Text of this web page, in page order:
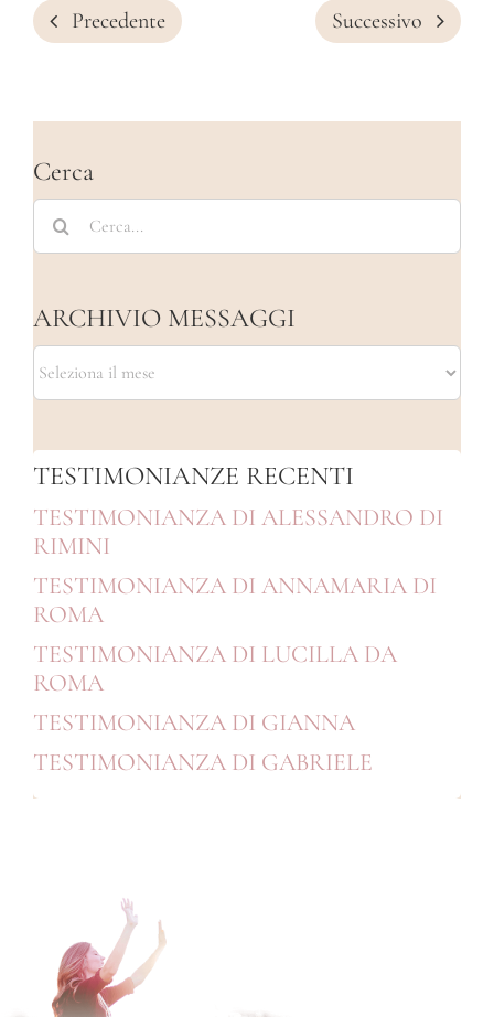
Precedente Successivo
Cerca
Cerca
per:
ARCHIVIO MESSAGGI
ARCHIVIO
MESSAGGI
TESTIMONIANZE RECENTI
TESTIMONIANZA DI ALESSANDRO DI
RIMINI
TESTIMONIANZA DI ANNAMARIA DI
ROMA
TESTIMONIANZA DI LUCILLA DA
ROMA
TESTIMONIANZA DI GIANNA
TESTIMONIANZA DI GABRIELE